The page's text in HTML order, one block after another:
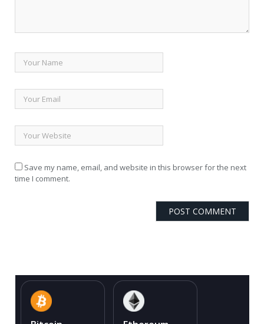
Save my name, email, and website in this browser for the next
time I comment.